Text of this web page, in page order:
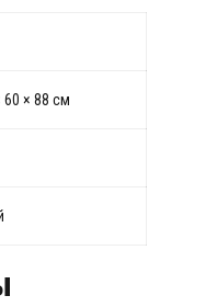
60 × 88 см